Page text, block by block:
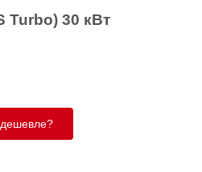
Turbo) 30 кВт